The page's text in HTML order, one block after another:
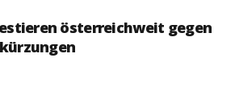
österreichweit gegen